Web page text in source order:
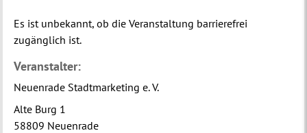
Es ist unbekannt, ob die Veranstaltung barrierefrei
zugänglich ist.
Veranstalter:
Neuenrade Stadtmarketing e. V.
Alte Burg 1
58809 Neuenrade